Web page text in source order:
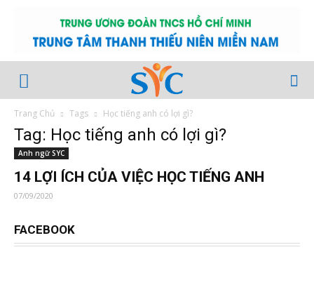
Trang Chủ Tags Học tiếng anh có lợi gì?
Tag: Học tiếng anh có lợi gì?
Anh ngữ SYC
14 LỢI ÍCH CỦA VIỆC HỌC TIẾNG ANH
07/09/2020
FACEBOOK